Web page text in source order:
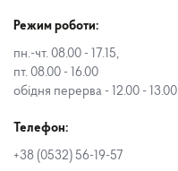
Режим роботи:
пн.-чт. 08.00 - 17.15,
пт. 08.00 - 16.00
обідня перерва - 12.00 - 13.00
Телефон:
+38 (0532) 56-19-57